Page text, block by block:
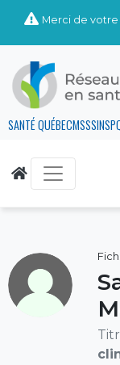
Merci de votre
SANTÉ QUÉBECMSSS